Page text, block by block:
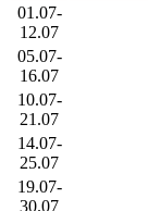
01.07-
12.07
05.07-
16.07
10.07-
21.07
14.07-
25.07
19.07-
30.07